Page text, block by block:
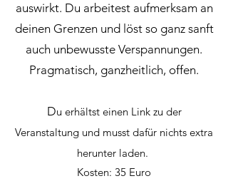
auswirkt. Du arbeitest aufmerksam an
deinen Grenzen und löst so ganz sanft
auch unbewusste Verspannungen.
Pragmatisch, ganzheitlich, offen.
Du erhältst einen Link zu der
Veranstaltung und musst dafür nichts extra
herunter laden.
Kosten: 35 Euro